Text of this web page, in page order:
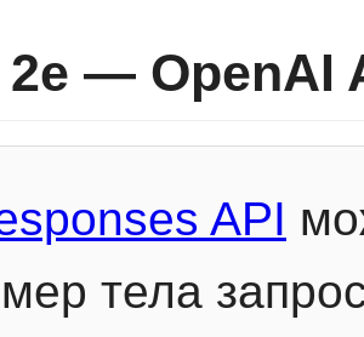
— OpenAI
API
тела